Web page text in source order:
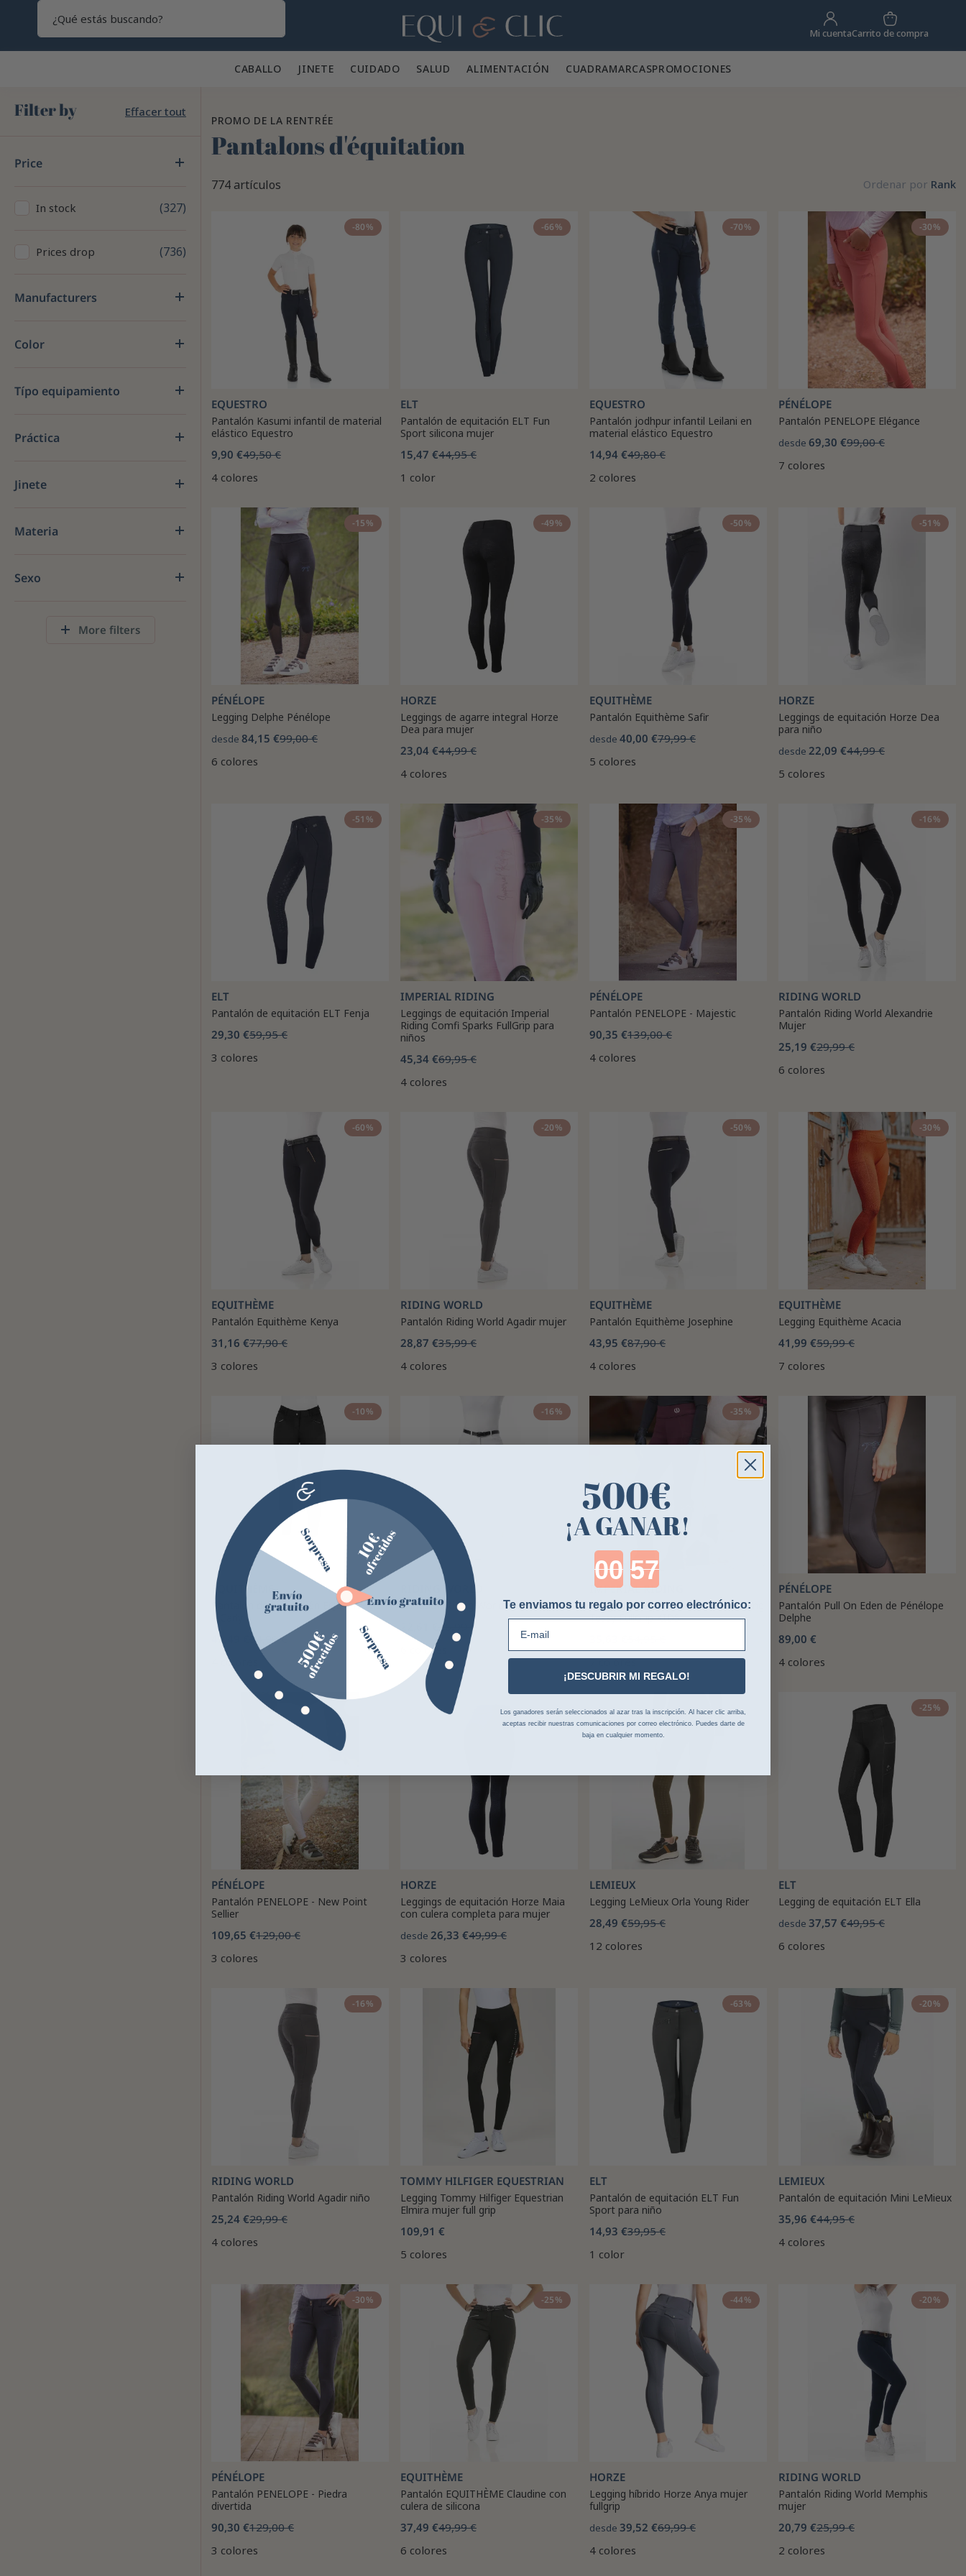
Hogar Mi cuentaCarrito de compra
CABALLO 🐎 JINETE 👕 CUIDADO 🪮 SALUD ✨ALIMENTACIÓN 🥕 CUADRAMARCASPROMOCIONES
Filter by Effacer tout
Price
In stock 327
Prices drop 736
Manufacturers
Color
Típo equipamiento
Práctica
Jinete
Materia
Sexo
More filters
PROMO DE LA RENTRÉE
Pantalons d'équitation
774 artículos Ordenar por Rank
-80%
EQUESTRO
Pantalón Kasumi infantil de material
elástico Equestro
9,90 €49,50 €
4 colores
-66%
ELT
Pantalón de equitación ELT Fun
Sport silicona mujer
15,47 €44,95 €
1 color
-70%
EQUESTRO
Pantalón jodhpur infantil Leilani en
material elástico Equestro
14,94 €49,80 €
2 colores
-30%
PÉNÉLOPE
Pantalón PENELOPE Elégance
desde 69,30 €99,00 €
7 colores
-15%
PÉNÉLOPE
Legging Delphe Pénélope
desde 84,15 €99,00 €
6 colores
-49%
HORZE
Leggings de agarre integral Horze
Dea para mujer
23,04 €44,99 €
4 colores
-50%
EQUITHÈME
Pantalón Equithème Safir
desde 40,00 €79,99 €
5 colores
-51%
HORZE
Leggings de equitación Horze Dea
para niño
desde 22,09 €44,99 €
5 colores
-51%
ELT
Pantalón de equitación ELT Fenja
29,30 €59,95 €
3 colores
-35%
IMPERIAL RIDING
Leggings de equitación Imperial
Riding Comfi Sparks FullGrip para
niños
45,34 €69,95 €
4 colores
-35%
PÉNÉLOPE
Pantalón PENELOPE - Majestic
90,35 €139,00 €
4 colores
-16%
RIDING WORLD
Pantalón Riding World Alexandrie
Mujer
25,19 €29,99 €
6 colores
-60%
EQUITHÈME
Pantalón Equithème Kenya
31,16 €77,90 €
3 colores
-20%
RIDING WORLD
Pantalón Riding World Agadir mujer
28,87 €35,99 €
4 colores
-50%
EQUITHÈME
Pantalón Equithème Josephine
43,95 €87,90 €
4 colores
-30%
EQUITHÈME
Legging Equithème Acacia
41,99 €59,99 €
7 colores
-10%
EQUITHÈME
Pantalón de equitación EQUITHÈME
– Carly
49,49 €
54,99 €
4 colores
-16%
RIDING WORLD
Pantalón Riding World Alexandrie niño
22,61 €
26,99 €
6 colores
-35%
IMPERIAL RIDING
Legging de equitación Imperial Riding
Tessy FullGrip KIDS
7 colores
PÉNÉLOPE
Pantalón Pull On Eden de Pénélope
Delphe
89,00 €
4 colores
PÉNÉLOPE
Pantalón PENELOPE - New Point
Sellier
109,65 €129,00 €
3 colores
-47%
HORZE
Leggings de equitación Horze Maia
con culera completa para mujer
desde 26,33 €49,99 €
3 colores
-52%
LEMIEUX
Legging LeMieux Orla Young Rider
28,49 €59,95 €
12 colores
-25%
ELT
Legging de equitación ELT Ella
desde 37,57 €49,95 €
6 colores
-16%
RIDING WORLD
Pantalón Riding World Agadir niño
25,24 €29,99 €
4 colores
TOMMY HILFIGER EQUESTRIAN
Legging Tommy Hilfiger Equestrian
Elmira mujer full grip
109,91 €
5 colores
-63%
ELT
Pantalón de equitación ELT Fun
Sport para niño
14,93 €39,95 €
1 color
-20%
LEMIEUX
Pantalón de equitación Mini LeMieux
35,96 €44,95 €
4 colores
-30%
PÉNÉLOPE
Pantalón PENELOPE - Piedra
divertida
90,30 €129,00 €
3 colores
-25%
EQUITHÈME
Pantalón EQUITHÈME Claudine con
culera de silicona
37,49 €49,99 €
6 colores
-44%
HORZE
Legging híbrido Horze Anya mujer
fullgrip
desde 39,52 €69,99 €
4 colores
-20%
RIDING WORLD
Pantalón Riding World Memphis
mujer
20,79 €25,99 €
2 colores
500€
¡A GANAR!
Countdown ends in:
Te enviamos tu regalo por correo electrónico:
¡DESCUBRIR MI REGALO!
Los ganadores serán seleccionados al azar tras la inscripción. Al hacer clic arriba,
aceptas recibir nuestras comunicaciones por correo electrónico. Puedes darte de
baja en cualquier momento.